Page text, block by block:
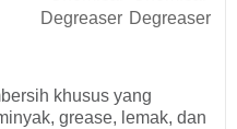
khusus yang
grease, lemak, dan